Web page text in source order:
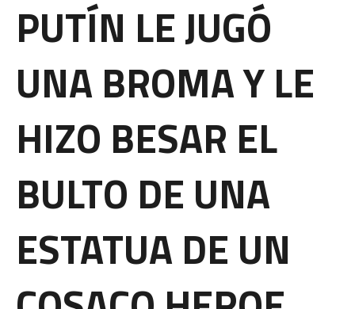
PUTÍN LE JUGÓ
UNA BROMA Y LE
HIZO BESAR EL
BULTO DE UNA
ESTATUA DE UN